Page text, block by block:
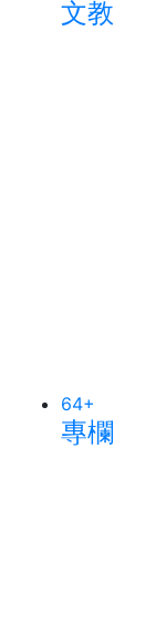
文教
64+
專欄